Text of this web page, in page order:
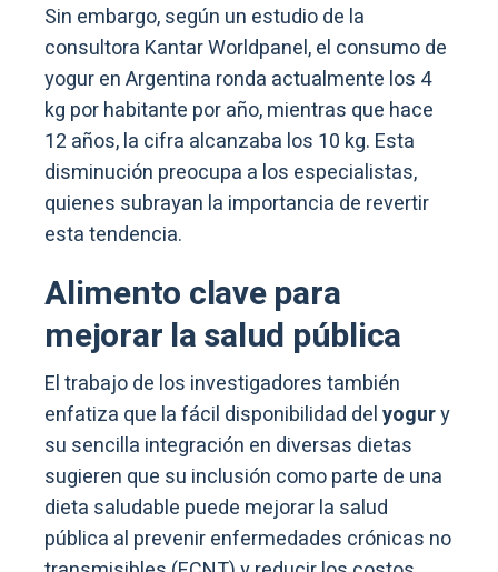
Sin embargo, según un estudio de la
consultora Kantar Worldpanel, el consumo de
yogur en Argentina ronda actualmente los 4
kg por habitante por año, mientras que hace
12 años, la cifra alcanzaba los 10 kg. Esta
disminución preocupa a los especialistas,
quienes subrayan la importancia de revertir
esta tendencia.
Alimento clave para
mejorar la salud pública
El trabajo de los investigadores también
enfatiza que la fácil disponibilidad delyogury
su sencilla integración en diversas dietas
sugieren que su inclusión como parte de una
dieta saludable puede mejorar la salud
pública al prevenir enfermedades crónicas no